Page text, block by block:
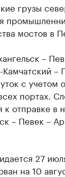
грузы
мостов в
–
–
с учетом
портах.
отправке в
– Певек –
27
на 10